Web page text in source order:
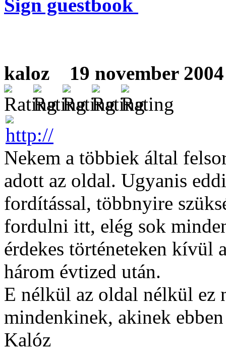
Sign guestbook
kaloz 19 november
Nekem a többiek által
adott az oldal. Ugyanis
fordítással, többnyire
fordulni itt, elég sok
érdekes történeteken kívül
három évtized után.
E nélkül az oldal nélkül ez
mindenkinek, akinek
Kalóz